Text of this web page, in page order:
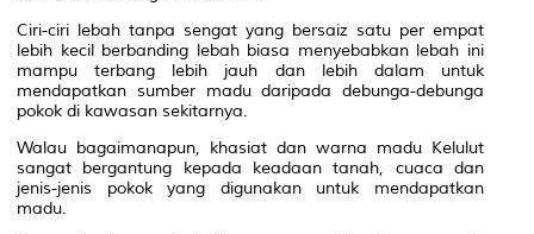
Ciri-ciri lebah tanpa sengat yang bersaiz satu per empat
lebih kecil berbanding lebah biasa menyebabkan lebah ini
mampu terbang lebih jauh dan lebih dalam untuk
mendapatkan sumber madu daripada debunga-debunga
pokok di kawasan sekitarnya.
Walau bagaimanapun, khasiat dan warna madu Kelulut
sangat bergantung kepada keadaan tanah, cuaca dan
jenis-jenis pokok yang digunakan untuk mendapatkan
madu.